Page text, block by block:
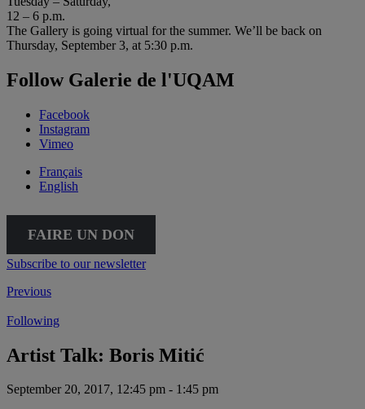
12 – 6 p.m.
The Gallery is going virtual for the summer. We’ll be back on
Thursday, September 3, at 5:30 p.m.
Follow Galerie de l'UQAM
Facebook
Instagram
Vimeo
Français
English
FAIRE UN DON
Subscribe to our newsletter
Previous
Following
Artist Talk: Boris Mitić
September 20, 2017, 12:45 pm - 1:45 pm